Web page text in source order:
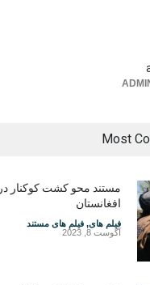
Most
مستند محو کشت کوکنار در
افغانستان
فیلم های, فیلم های مستند
آگوست 8, 2023